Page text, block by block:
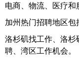
电商、物流、医疗和
加州热门招聘地区包
洛杉矶找工作、洛
聘、湾区工作机会。